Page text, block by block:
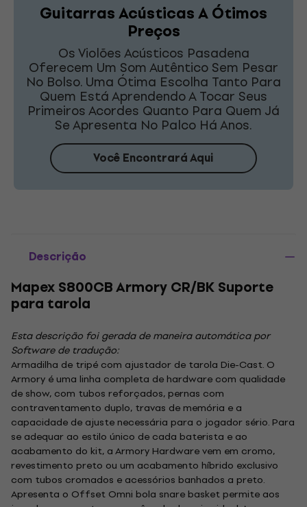
Guitarras Acústicas A Ótimos
Preços
Os Violões Acústicos Pasadena
Oferecem Um Som Autêntico Sem Pesar
No Bolso. Uma Ótima Escolha Tanto Para
Quem Está Aprendendo A Tocar Seus
Primeiros Acordes Quanto Para Quem Já
Se Apresenta No Palco Há Anos.
Você Encontrará Aqui
Descrição
Mapex S800CB Armory CR/BK Suporte
para tarola
Esta descrição foi gerada de maneira automática por
Software de tradução:
Armadilha de tripé com ajustador de tarola Die-Cast. O
Armory é uma linha completa de hardware com qualidade
de show, com tubos reforçados, pernas com
contraventamento duplo, travas de memória e a
capacidade de ajuste necessária para o jogador sério. Para
se adequar ao estilo único de cada baterista e ao
acabamento do kit, a Armory Hardware vem em cromo,
revestimento preto ou um acabamento híbrido exclusivo
com tubos cromados e acessórios banhados a preto.
Apresenta o Offset Omni bola snare basket permite aos